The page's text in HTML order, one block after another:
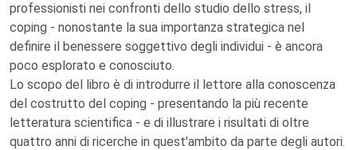
professionisti nei confronti dello studio dello stress, il
coping - nonostante la sua importanza strategica nel
definire il benessere soggettivo degli individui - è ancora
poco esplorato e conosciuto.
Lo scopo del libro è di introdurre il lettore alla conoscenza
del costrutto del coping - presentando la più recente
letteratura scientifica - e di illustrare i risultati di oltre
quattro anni di ricerche in quest'ambito da parte degli autori.